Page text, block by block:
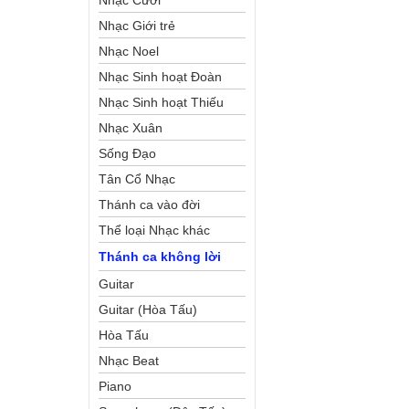
Nhạc Giới trẻ
Nhạc Noel
Nhạc Sinh hoạt Đoàn
Thể Công Giáo
Nhạc Sinh hoạt Thiếu
Nhi
Nhạc Xuân
Sống Đạo
Tân Cổ Nhạc
Thánh ca vào đời
Thể loại Nhạc khác
Thánh ca không lời
Guitar
Guitar (Hòa Tấu)
Hòa Tấu
Nhạc Beat
Piano